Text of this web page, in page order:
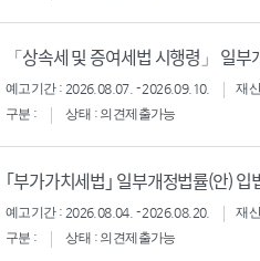
「상속세 및 증여세법 시행령」 일
예고기간 : 2026.08.07. - 2026.09.10.
재
구분 :
상태 : 의견제출가능
｢부가가치세법｣ 일부개정법률(안) 입
예고기간 : 2026.08.04. - 2026.08.20.
재
구분 :
상태 : 의견제출가능